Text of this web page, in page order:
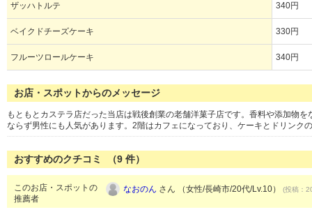
ザッハトルテ 340円
ベイクドチーズケーキ 330円
フルーツロールケーキ 340円
お店・スポットからのメッセージ
もともとカステラ店だった当店は戦後創業の老舗洋菓子店です。香料や添加物
ならず男性にも人気があります。2階はカフェになっており、ケーキとドリンク
おすすめのクチコミ （9 件）
このお店・スポットの
推薦者
なおのん さん （女性/長崎市/20代/Lv.10） (投稿：